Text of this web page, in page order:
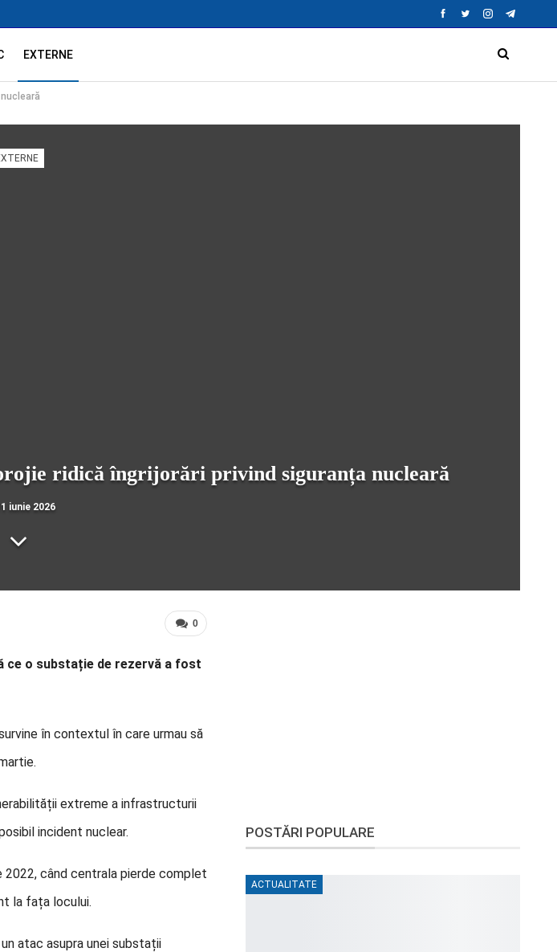
EXTERNE
ridică îngrijorări privind siguranța nucleară
iunie 2026
0
ce o substație de rezervă a fost
în contextul în care urmau să
extreme a infrastructurii
incident nuclear.
2022, când centrala pierde complet
la fața locului.
atac asupra unei substații
POSTĂRI POPULARE
ACTUALITATE